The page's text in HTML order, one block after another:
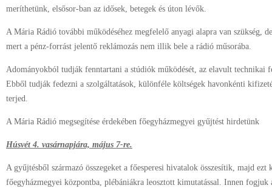
meríthetünk, elsősor-ban az idősek, betegek és úton lévők.
A Mária Rádió további működéséhez megfelelő anyagi alapra van szükség,
mert a pénz-forrást jelentő reklámozás nem illik bele a rádió műsorába.
Adományokból tudják fenntartani a stúdiók működését, az elavult technikai
Ebből tudják fedezni a szolgáltatások, különféle költségek havonkénti
terjed.
A Mária Rádió megsegítése érdekében főegyházmegyei gyűjtést hirdetünk
Húsvét 4. vasárnapjára, május 7-re.
A gyűjtésből származó összegeket a főesperesi hivatalok összesítik, majd ezt
főegyházmegyei központba, plébániákra leosztott kimutatással. Innen fogjuk